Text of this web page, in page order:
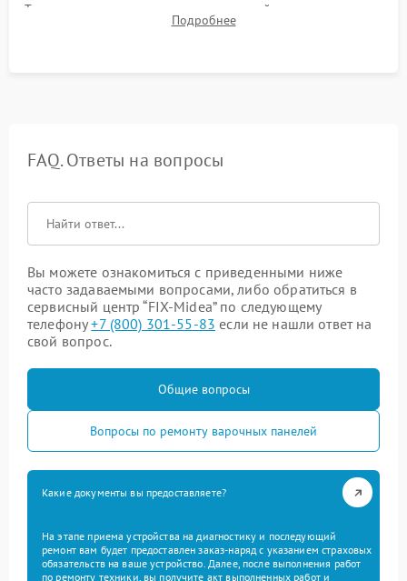
Тестирование сенсорного управления, таймера, индикаторов
остаточного тепла и систем защиты от перегрева.
Подробнее
FAQ. Ответы на вопросы
Вы можете ознакомиться с приведенными ниже
часто задаваемыми вопросами, либо обратиться в
сервисный центр “FIX-Midea” по следующему
телефону+7 (800) 301-55-83 если не нашли ответ на
свой вопрос.
Общие вопросы
Вопросы по ремонту варочных панелей
Какие документы вы предоставляете?
На этапе приема устройства на диагностику и последующий
ремонт вам будет предоставлен заказ-наряд с указанием страховых
обязательств на ваше устройство. Далее, после выполнения работ
по ремонту техники, вы получите акт выполненных работ и